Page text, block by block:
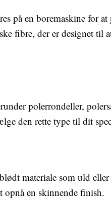
på en boremaskine for
fibre, der er designet til
polerrondeller,
den rette type til dit
materiale som uld
opnå en skinnende finish.